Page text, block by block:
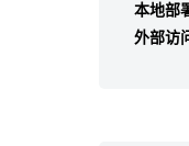
本地部
外部访